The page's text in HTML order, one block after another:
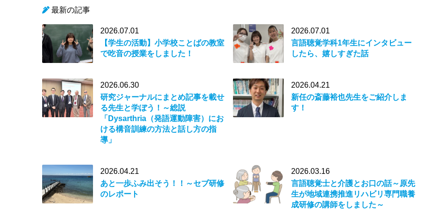
最新の記事
2026.07.01
【学生の活動】小学校ことばの教室
で吃音の授業をしました！
2026.07.01
言語聴覚学科1年生にインタビュー
したら、嬉しすぎた話
2026.06.30
研究ジャーナルにまとめ記事を載せ
る先生と学ぼう！～総説
「Dysarthria（発語運動障害）にお
ける構音訓練の方法と話し方の指
導」
2026.04.21
新任の斎藤裕也先生をご紹介しま
す！
2026.04.21
あと一歩ふみ出そう！！～セブ研修
のレポート
2026.03.16
言語聴覚士と介護とお口の話～原先
生が地域連携推進リハビリ専門職養
成研修の講師をしました～